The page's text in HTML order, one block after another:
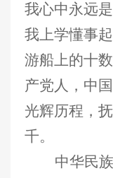
我心中永远
我上学懂事
游船上的十
产党人，中
光辉历程，
千。
中华民